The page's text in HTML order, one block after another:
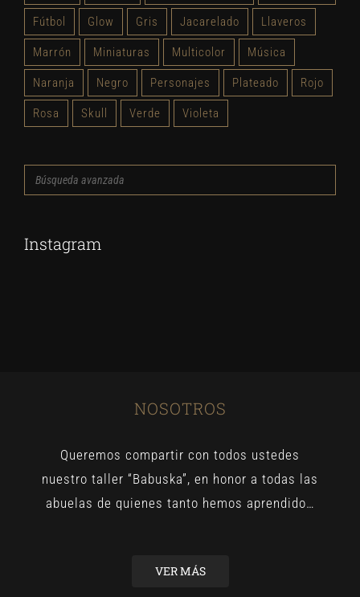
Fútbol Glow Gris Jacarelado Llaveros
Marrón Miniaturas Multicolor Música
Naranja Negro Personajes Plateado Rojo
Rosa Skull Verde Violeta
Búsqueda
avanzada
Instagram
NOSOTROS
Queremos compartir con todos ustedes
nuestro taller “Babuska”, en honor a todas las
abuelas de quienes tanto hemos aprendido…
VER MÁS